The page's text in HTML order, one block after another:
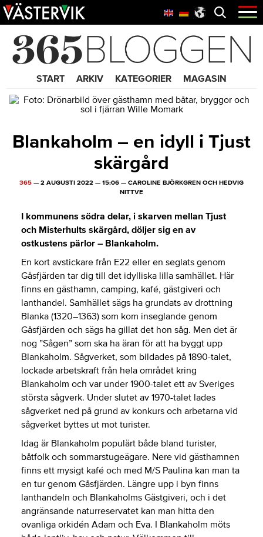
Hoppa
till
Skip
to
content
Hoppa
till
Öppna
menyn
365 Bloggen
START ARKIV KATEGORIER MAGASIN
Blankaholm – en idyll i Tjust
skärgård
365 — 2 AUGUSTI 2022 — 15:06 — CAROLINE BJÖRKGREN OCH HEDVIG
NITTVE
I kommunens södra delar, i skarven mellan Tjust
och Misterhults skärgård, döljer sig en av
ostkustens pärlor – Blankaholm.
En kort avstickare från E22 eller en seglats genom
Gåsfjärden tar dig till det idylliska lilla samhället. Här
finns en gästhamn, camping, kafé, gästgiveri och
lanthandel. Samhället sägs ha grundats av drottning
Blanka (1320–1363) som kom inseglande genom
Gåsfjärden och sägs ha gillat det hon såg. Men det är
nog ”Sågen” som ska ha äran för att ha byggt upp
Blankaholm. Sågverket, som bildades på 1890-talet,
lockade arbetskraft från hela området kring
Blankaholm och var under 1900-talet ett av Sveriges
största sågverk. Under slutet av 1970-talet lades
sågverket ned på grund av konkurs och arbetarna vid
sågverket byttes ut mot turister.
Idag är Blankaholm populärt både bland turister,
båtfolk och sommarstugeägare. Nere vid gästhamnen
finns ett mysigt kafé och med M/S Paulina kan man ta
en tur genom Gåsfjärden. Längre upp i byn finns
lanthandeln och Blankaholms Gästgiveri, och i det
angränsande naturreservatet kan man hitta den
ovanliga orkidén Adam och Eva. I Blankaholm möts